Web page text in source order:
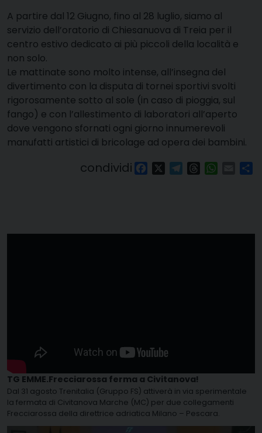
A partire dal 12 Giugno, fino al 28 luglio, siamo al
servizio dell’oratorio di Chiesanuova di Treia per il
centro estivo dedicato ai più piccoli della località e
non solo.
Le mattinate sono molto intense, all’insegna del
divertimento con la disputa di tornei sportivi svolti
rigorosamente sotto al sole (in caso di pioggia, sul
fango) e con l’allestimento di laboratori all’aperto
dove vengono sfornati ogni giorno innumerevoli
manufatti artistici di bricolage ad opera dei bambini.
condividi FacebookTelegram
Threads Email
TG EMME.Frecciarossa ferma a Civitanova!
Dal 31 agosto Trenitalia (Gruppo FS) attiverà in via sperimentale
la fermata di Civitanova Marche (MC) per due collegamenti
Frecciarossa della direttrice adriatica Milano – Pescara.